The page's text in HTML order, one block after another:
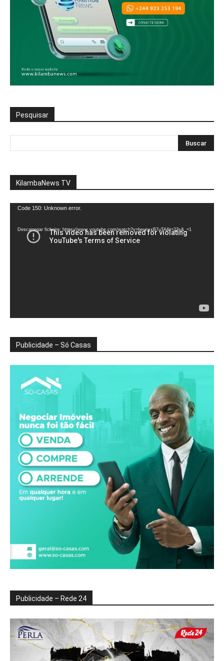
Pesquisar
KilambaNews TV
Reprodutor
vídeo
Code 150: Unknown error.
Descarregar ficheiro: https://www.youtube.com/watch?v=heunxxB7uTA&t=22s&_=1
Publicidade – Só Casas
Publicidade – Rede 24